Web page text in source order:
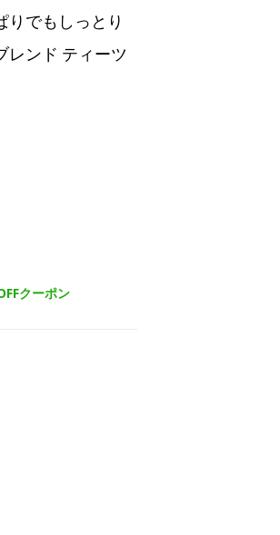
りでもしっとり
レンド ティーツ
クーポン